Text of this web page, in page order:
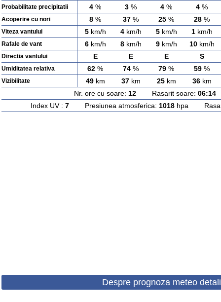
Probabilitate precipitatii 4 % 3 % 4 % 4 %
Acoperire cu nori 8 % 37 % 25 % 28 %
Viteza vantului 5km/h 4km/h 5km/h 1km/h
Rafale de vant 6km/h 8km/h 9km/h 10km/h
Directia vantului E E E S
Umiditatea relativa 62 % 74 % 79 % 59 %
Vizibilitate 49km 37km 25km 36km
Nr. ore cu soare: 12Rasarit soare: 06:14
Index UV : 7Presiunea atmosferica: 1018hpa
Despre prognoza meteo